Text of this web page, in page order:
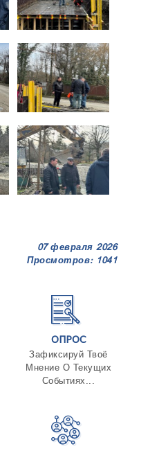
07 февраля 2026
Просмотров: 1041
ОПРОС
Зафиксируй Твоё
Мнение О Текущих
Событиях...